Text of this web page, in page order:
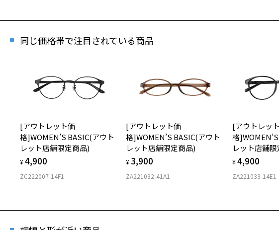
※「再入荷お知らせメール」は
店舗への再入荷ではございま
※人気商品に関しては、メール配
同じ価格帯で注目されている商品
[アウトレット価
格]WOMEN’S BASIC(アウト
レット店舗限定商品)
¥4,900
ZC222007-14F1
[アウトレット価
格]WOMEN’S BASIC(アウト
レット店舗限定商品)
¥ 3,900
ZA221032-41A1
[アウトレッ
格
レット店舗
¥4,900
ZA221033-14E1